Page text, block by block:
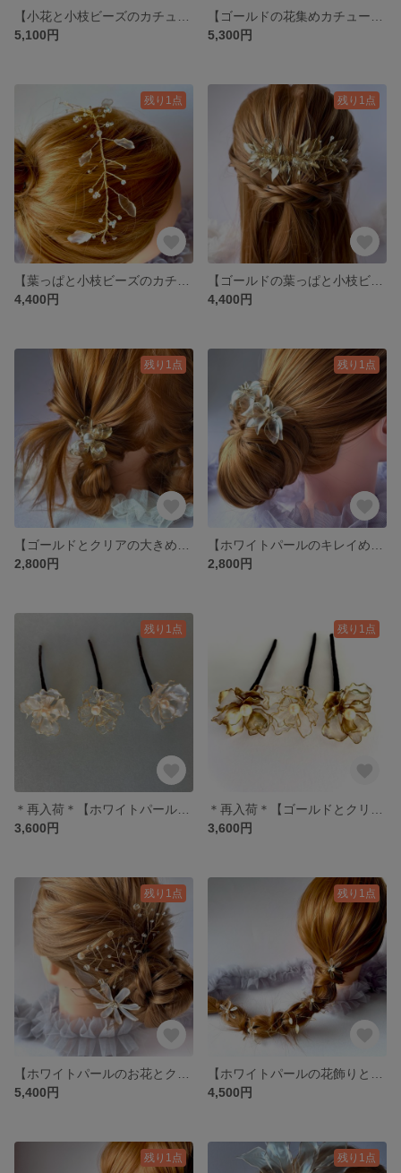
5,100円
5,300円
残り1点
4,400円
残り1点
4,400円
残り1点
2,800円
残り1点
2,800円
残り1点
3,600円
残り1点
3,600円
残り1点
5,400円
残り1点
4,500円
残り1点 残り1点